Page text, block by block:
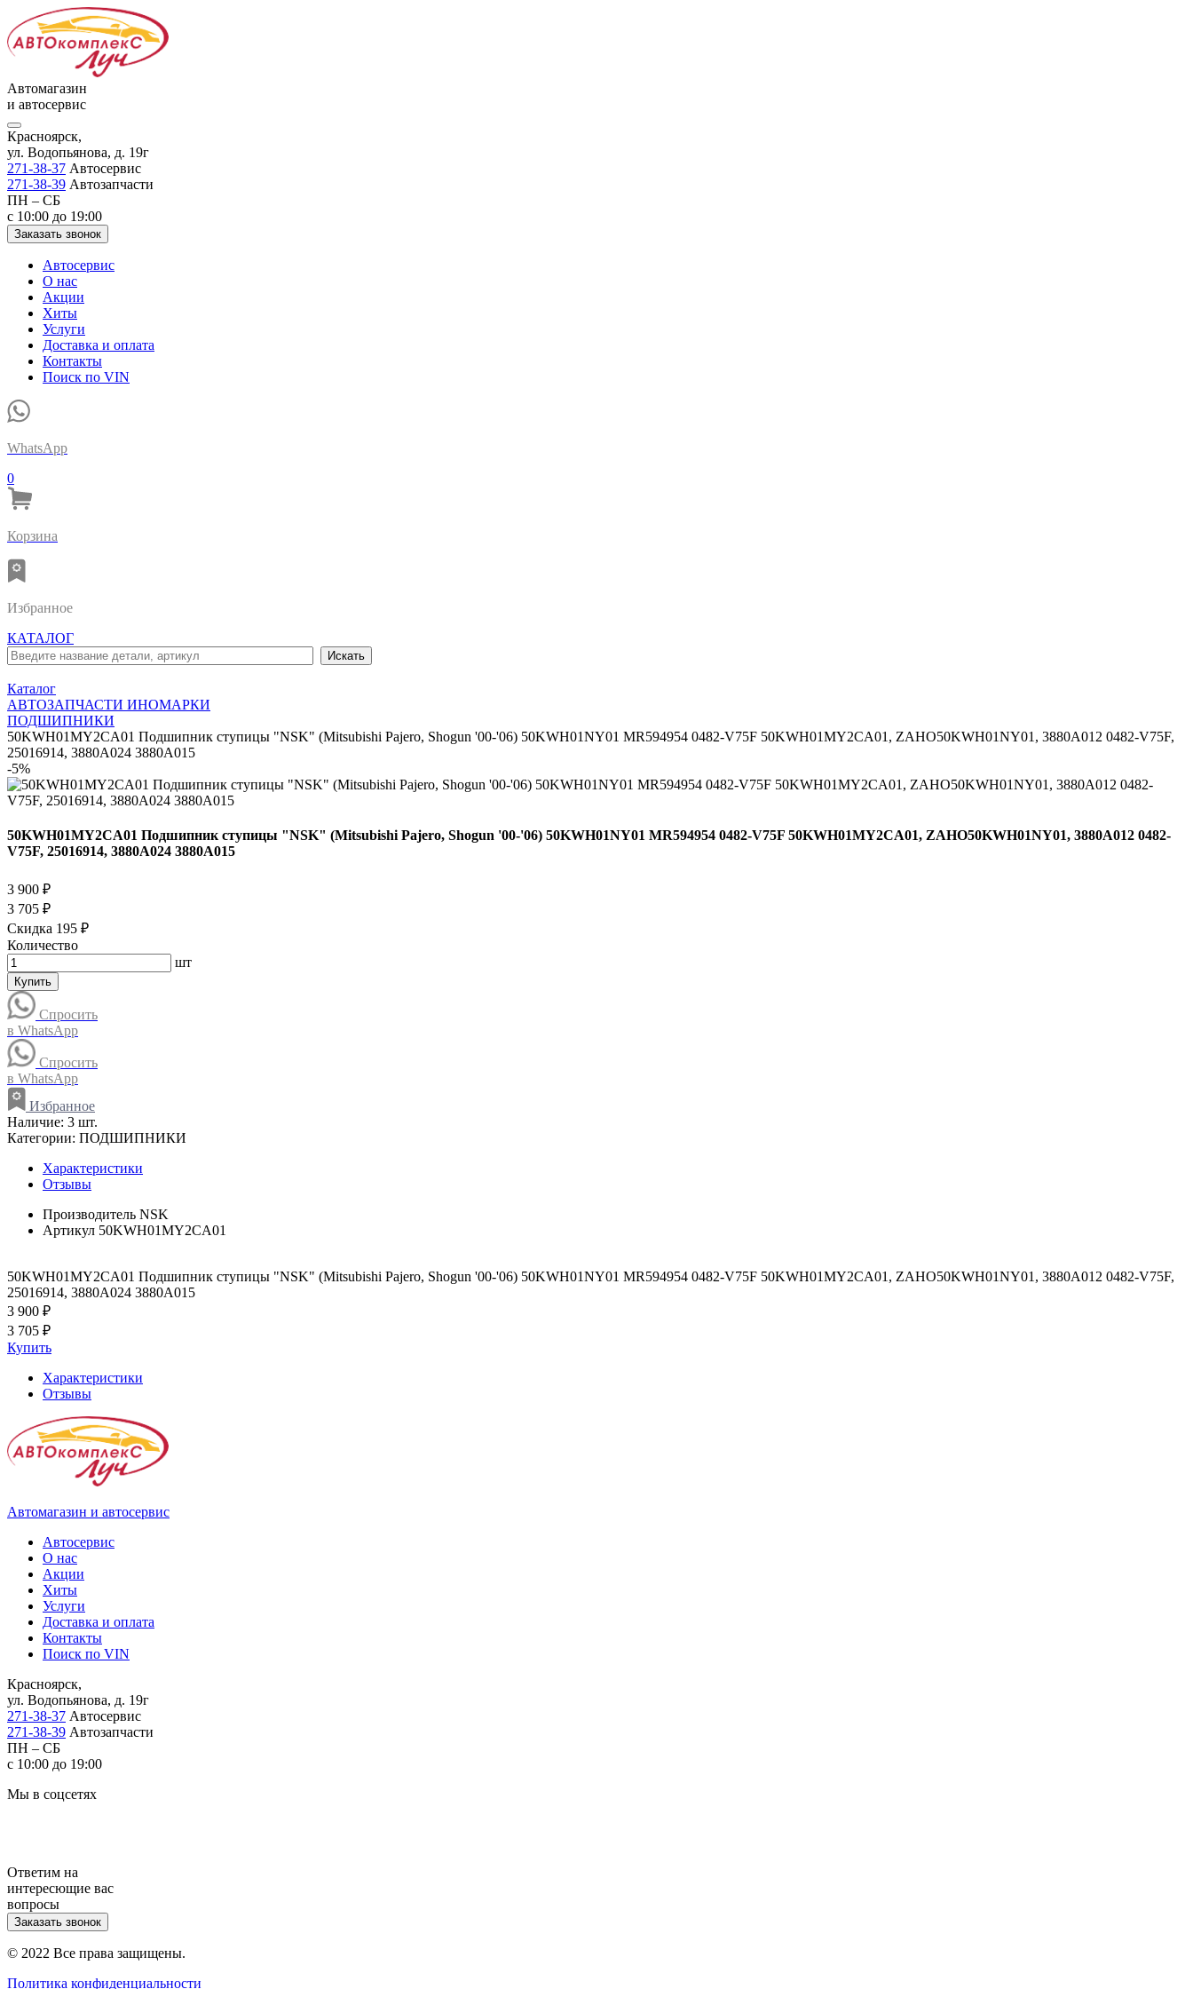
Автомагазин
и автосервис
Красноярск,
ул. Водопьянова, д. 19г
271-38-37 Автосервис
271-38-39 Автозапчасти
ПН – СБ
с 10:00 до 19:00
Заказать звонок
Автосервис
О нас
Акции
Хиты
Услуги
Доставка и оплата
Контакты
Поиск по VIN
WhatsApp
0
Корзина
Избранное
КАТАЛОГ
Каталог
АВТОЗАПЧАСТИ ИНОМАРКИ
ПОДШИПНИКИ
50KWH01MY2CA01 Подшипник ступицы "NSK" (Mitsubishi Pajero, Shogun '00-'06) 50KWH01NY01 MR594954 0482-V75F 50KWH01MY2CA01, ZAHO50KWH01NY01, 3880A012 0482-V75F,
25016914, 3880A024 3880A015
-5%
50KWH01MY2CA01 Подшипник ступицы "NSK" (Mitsubishi Pajero, Shogun '00-'06) 50KWH01NY01 MR594954 0482-V75F 50KWH01MY2CA01, ZAHO50KWH01NY01, 3880A012 0482-
V75F, 25016914, 3880A024 3880A015
3 900 ₽
3 705 ₽
Скидка 195 ₽
Количество
шт
Купить
Спросить
в WhatsApp
Спросить
в WhatsApp
Избранное
Наличие: 3 шт.
Категории: ПОДШИПНИКИ
Характеристики
Отзывы
Производитель NSK
Артикул 50KWH01MY2CA01
50KWH01MY2CA01 Подшипник ступицы "NSK" (Mitsubishi Pajero, Shogun '00-'06) 50KWH01NY01 MR594954 0482-V75F 50KWH01MY2CA01, ZAHO50KWH01NY01, 3880A012 0482-V75F,
25016914, 3880A024 3880A015
3 900 ₽
3 705 ₽
Купить
Характеристики
Отзывы
Автомагазин и автосервис
Автосервис
О нас
Акции
Хиты
Услуги
Доставка и оплата
Контакты
Поиск по VIN
Красноярск,
ул. Водопьянова, д. 19г
271-38-37 Автосервис
271-38-39 Автозапчасти
ПН – СБ
с 10:00 до 19:00
Мы в соцсетях
Ответим на
интересющие вас
вопросы
Заказать звонок
© 2022 Все права защищены.
Политика конфиденциальности